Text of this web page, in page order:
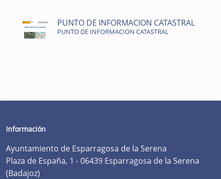
PUNTO DE INFORMACION CATASTRAL
PUNTO DE INFORMACION CATASTRAL
Información
Ayuntamiento de Esparragosa de la Serena
Plaza de España, 1 - 06439 Esparragosa de la Serena
(Badajoz)